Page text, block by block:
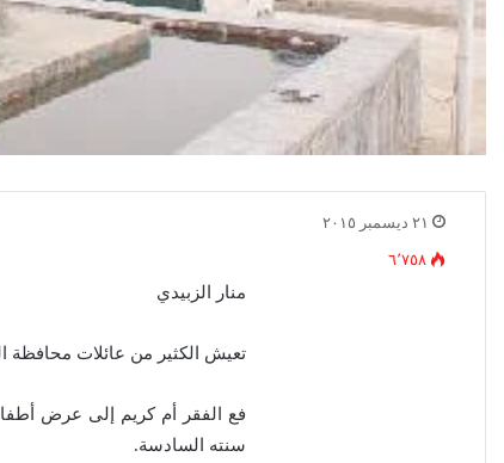
منار الزبيدي
تعيش الكثير من عائلات محافظة
فع الفقر أم كريم إلى عرض
سنته السادسة.
٢١ ديسمبر ٢٠١٥
٦٬٧٥٨